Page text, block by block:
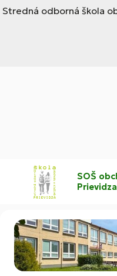
Stredná odborná škola
SOŠ
Prievidza